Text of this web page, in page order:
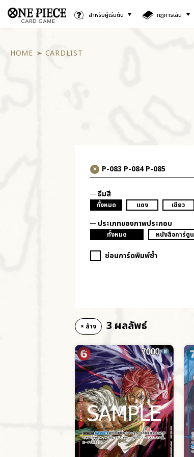
สำหรับผู้เริ่มต้น กฎการเล่น
HOME CARDLIST
ธีมสี
ทั้งหมด แดง เขียว
ประเภทของภาพประกอบ
ทั้งหมด หนังสือการ์ตูน
ซ่อนการ์ดพิมพ์ซ้ำ
× ล้าง 3 ผลลัพธ์